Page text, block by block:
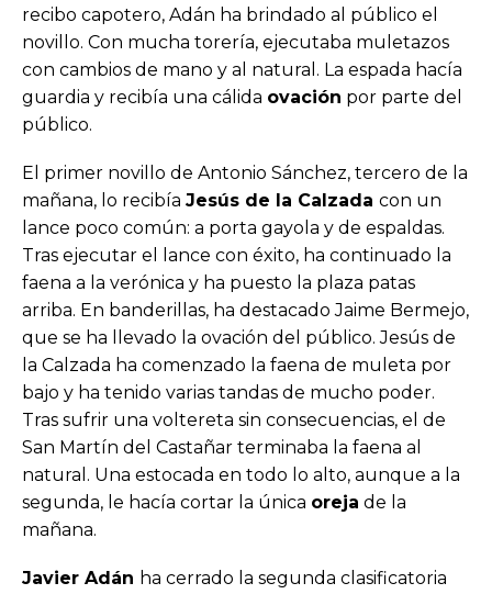
recibo capotero, Adán ha brindado al público el
novillo. Con mucha torería, ejecutaba muletazos
con cambios de mano y al natural. La espada hacía
guardia y recibía una cálida ovación por parte del
público.
El primer novillo de Antonio Sánchez, tercero de la
mañana, lo recibía Jesús de la Calzada con un
lance poco común: a porta gayola y de espaldas.
Tras ejecutar el lance con éxito, ha continuado la
faena a la verónica y ha puesto la plaza patas
arriba. En banderillas, ha destacado Jaime Bermejo,
que se ha llevado la ovación del público. Jesús de
la Calzada ha comenzado la faena de muleta por
bajo y ha tenido varias tandas de mucho poder.
Tras sufrir una voltereta sin consecuencias, el de
San Martín del Castañar terminaba la faena al
natural. Una estocada en todo lo alto, aunque a la
segunda, le hacía cortar la única oreja de la
mañana.
Javier Adán ha cerrado la segunda clasificatoria